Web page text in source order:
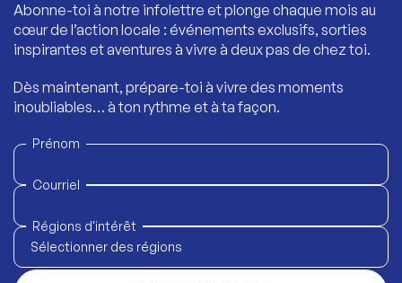
Abonne-toi à notre infolettre et plonge chaque mois au
cœur de l’action locale : événements exclusifs, sorties
inspirantes et aventures à vivre à deux pas de chez toi.
Dès maintenant, prépare-toi à vivre des moments
inoubliables… à ton rythme et à ta façon.
Prénom
Courriel
Régions d'intérêt
Sélectionner des régions